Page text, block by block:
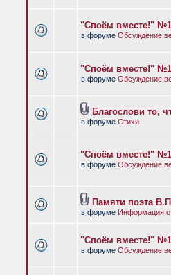
"Споём вместе!"
в форуме Обсуждение
"Споём вместе!"
в форуме Обсуждение
Благослови то,
в форуме Стихи
"Споём вместе!"
в форуме Обсуждение
Памяти поэта
в форуме Информация о
"Споём вместе!"
в форуме Обсуждение